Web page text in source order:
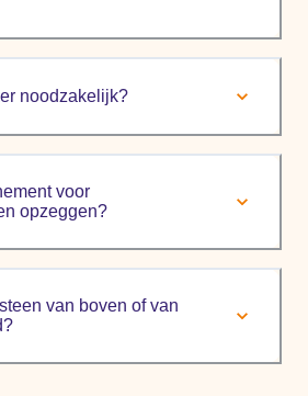
noodzakelijk?
voor
opzeggen?
van boven of van